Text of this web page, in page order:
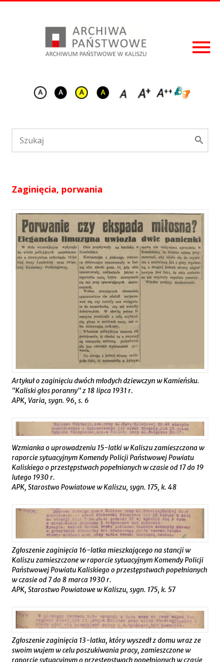
Zaginięcia, porwania
Artykuł o zaginięciu dwóch młodych dziewczyn w Kamieńsku.
"Kaliski głos poranny" z 18 lipca 1931 r.
APK, Varia, sygn. 96, s. 6
Wzmianka o uprowadzeniu 15-latki w Kaliszu zamieszczona w
raporcie sytuacyjnym Komendy Policji Państwowej Powiatu
Kaliskiego o przestępstwach popełnianych w czasie od 17 do 19
lutego 1930 r.
APK, Starostwo Powiatowe w Kaliszu, sygn. 175, k. 48
Zgłoszenie zaginięcia 16-latka mieszkającego na stancji w
Kaliszu zamieszczone w raporcie sytuacyjnym Komendy Policji
Państwowej Powiatu Kaliskiego o przestępstwach popełnianych
w czasie od 7 do 8 marca 1930 r.
APK, Starostwo Powiatowe w Kaliszu, sygn. 175, k. 57
Zgłoszenie zaginięcia 13-latka, który wyszedł z domu wraz ze
swoim wujem w celu poszukiwania pracy, zamieszczone w
raporcie sytuacyjnym o przestępstwach popełnionych w czasie